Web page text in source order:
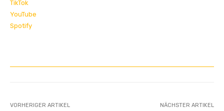
TikTok
YouTube
Spotify
VORHERIGER ARTIKEL NÄCHSTER ARTIKEL